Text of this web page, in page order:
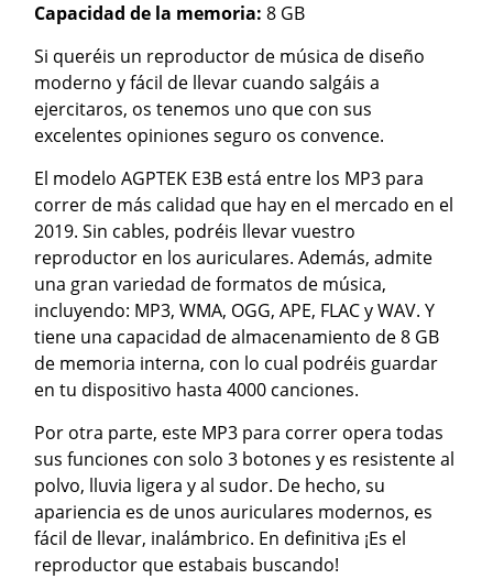
Capacidad de la memoria:8 GB
Si queréis un reproductor de música de diseño
moderno y fácil de llevar cuando salgáis a
ejercitaros, os tenemos uno que con sus
excelentes opiniones seguro os convence.
El modelo AGPTEK E3B está entre los MP3 para
correr de más calidad que hay en el mercado en el
2019. Sin cables, podréis llevar vuestro
reproductor en los auriculares. Además, admite
una gran variedad de formatos de música,
incluyendo: MP3, WMA, OGG, APE, FLAC y WAV. Y
tiene una capacidad de almacenamiento de 8 GB
de memoria interna, con lo cual podréis guardar
en tu dispositivo hasta 4000 canciones.
Por otra parte, este MP3 para correr opera todas
sus funciones con solo 3 botones y es resistente al
polvo, lluvia ligera y al sudor. De hecho, su
apariencia es de unos auriculares modernos, es
fácil de llevar, inalámbrico. En definitiva ¡Es el
reproductor que estabais buscando!